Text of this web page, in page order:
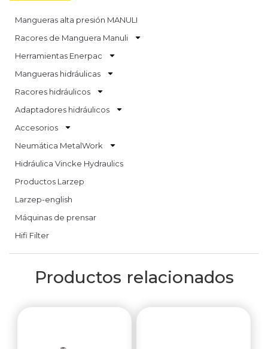
Mangueras alta presión MANULI
Racores de Manguera Manuli
Herramientas Enerpac
Mangueras hidráulicas
Racores hidráulicos
Adaptadores hidráulicos
Accesorios
Neumática MetalWork
Hidráulica Vincke Hydraulics
Productos Larzep
Larzep-english
Máquinas de prensar
Hifi Filter
Productos relacionados